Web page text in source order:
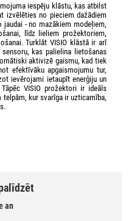
iespēju klāstu, kas atbilst
izvēlēties no pieciem dažādiem
- no mazākiem modeļiem,
līdz lieliem prožektoriem,
Turklāt VISIO klāstā ir arī
kas palielina lietošanas
aktivizē gaismu, kad tiek
efektīvāku apgaismojumu tur,
ievērojami ietaupīt enerģiju un
VISIO prožektori ir ideāls
kur svarīga ir uzticamība,
an